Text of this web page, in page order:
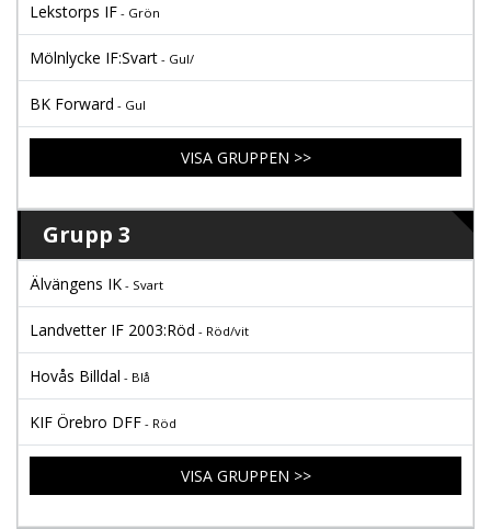
Lekstorps IF - Grön
Mölnlycke IF:Svart - Gul/
BK Forward - Gul
VISA GRUPPEN >>
Grupp 3
Älvängens IK - Svart
Landvetter IF 2003:Röd - Röd/vit
Hovås Billdal - Blå
KIF Örebro DFF - Röd
VISA GRUPPEN >>